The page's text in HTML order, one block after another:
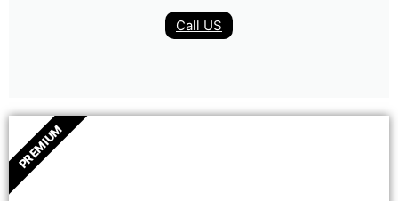
Call US
PREMIUM